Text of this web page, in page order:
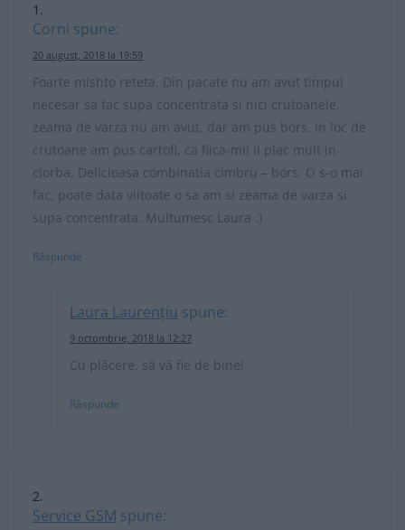
Corni spune:
20 august, 2018 la 19:59
Foarte mishto reteta. Din pacate nu am avut timpul
necesar sa fac supa concentrata si nici crutoanele,
zeama de varza nu am avut, dar am pus bors. In loc de
crutoane am pus cartofi, ca fiica-mii ii plac mult in
ciorba. Delicioasa combinatia cimbru – bors. O s-o mai
fac, poate data viitoate o sa am si zeama de varza si
supa concentrata. Multumesc Laura :)
Răspunde
Laura Laurențiu spune:
9 octombrie, 2018 la 12:27
Cu plăcere, să vă fie de bine!
Răspunde
Service GSM spune: